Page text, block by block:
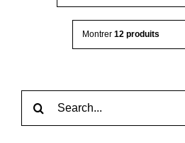
Montrer 12 produits